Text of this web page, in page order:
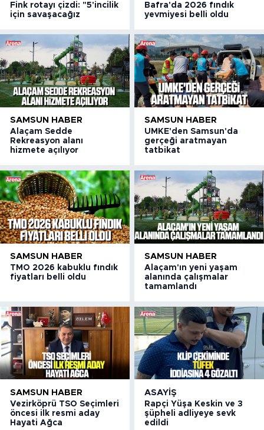
Fink rotayı çizdi: "5'incilik
için savaşacağız
Bafra'da 2026 fındık
yevmiyesi belli oldu
SAMSUN HABER
Alaçam Sedde
Rekreasyon alanı
hizmete açılıyor
SAMSUN HABER
UMKE'den Samsun'da
gerçeği aratmayan
tatbikat
SAMSUN HABER
TMO 2026 kabuklu fındık
fiyatları belli oldu
SAMSUN HABER
Alaçam'ın yeni yaşam
alanında çalışmalar
tamamlandı
SAMSUN HABER
Vezirköprü TSO Seçimleri
öncesi ilk resmi aday
Hayati Ağca
ASAYIŞ
Rapçi Yüşa Keskin ve 3
şüpheli adliyeye sevk
edildi